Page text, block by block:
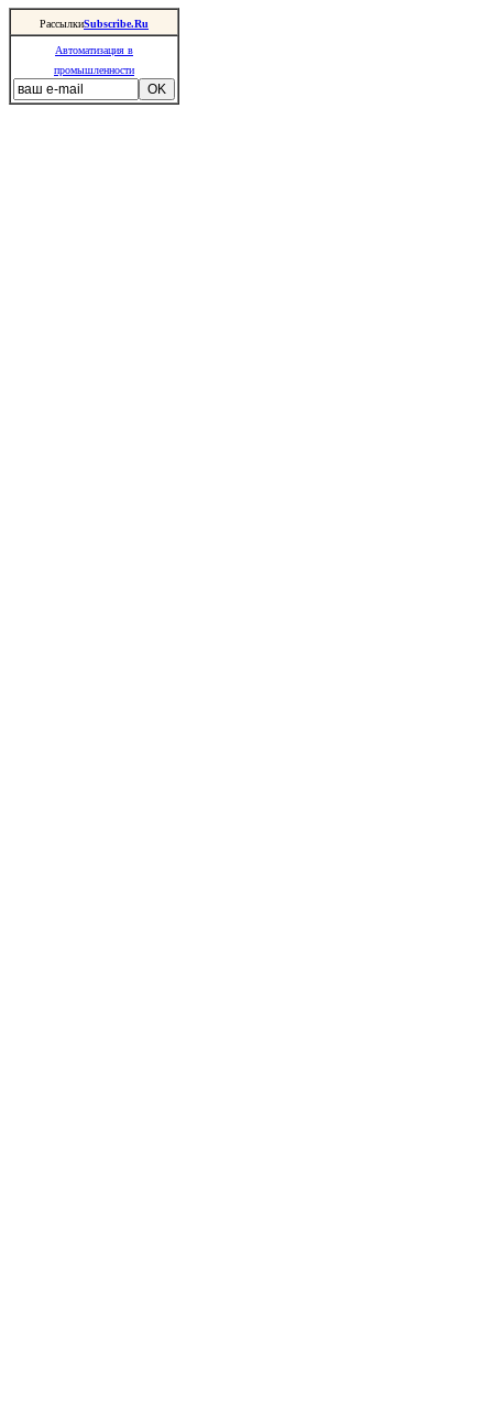
РассылкиSubscribe.Ru
Автоматизация в
промышленности